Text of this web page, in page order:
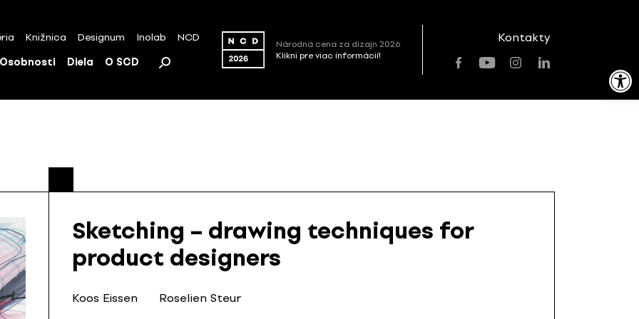
Open toolbar
Knižnica Designum Inolab NCD
Osobnosti Diela O SCD
Národná cena za dizajn 2026
Klikni pre viac informácií!
Kontakty
Sketching – drawing techniques for
product designers
Koos Eissen Roselien Steur